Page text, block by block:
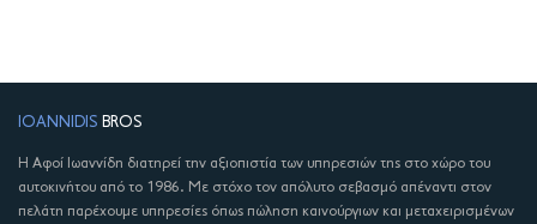
IOANNIDIS BROS
Η Αφοί Ιωαννίδη διατηρεί την αξιοπιστία των υπηρεσιών της στο χώρο του
αυτοκινήτου από το 1986. Με στόχο τον απόλυτο σεβασμό απέναντι στον
πελάτη παρέχουμε υπηρεσίες όπως πώληση καινούργιων και μεταχειρισμένων